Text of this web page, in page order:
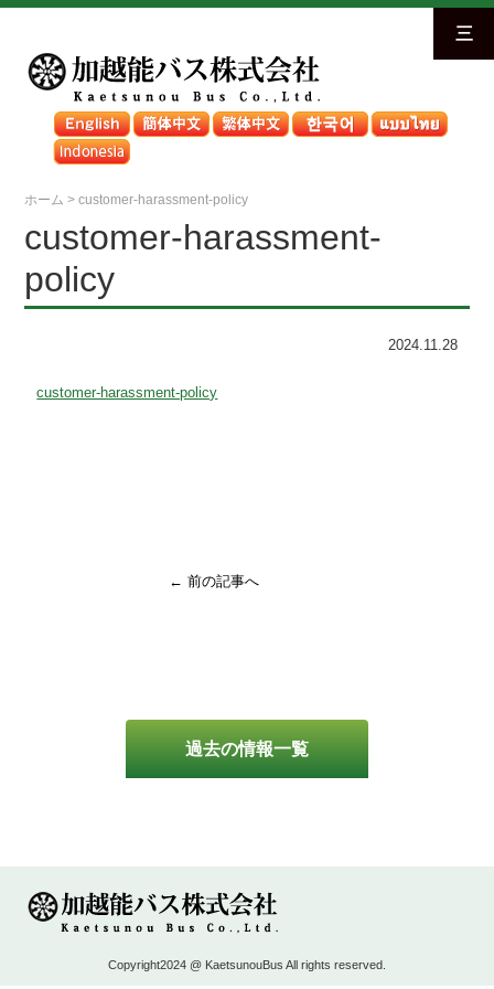
三
ホーム >customer-harassment-policy
過去の情報一覧
customer-harassment-
policy
2024.11.28
customer-harassment-policy
← 前の記事へ
Copyright2024 @ KaetsunouBus All rights reserved.